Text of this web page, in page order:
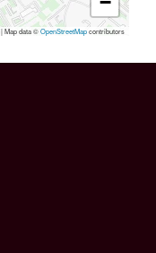
|Map data ©OpenStreetMapcontributors